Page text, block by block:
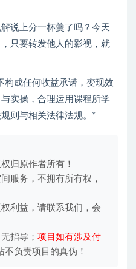
说上分一杯羹了吗？今天
只要转发他人的影视，就
构成任何收益承诺，变现效
实操，合理运用课程所学
则与相关法律法规。*
归原作者所有！
服务，不拥有所有权，
利益，请联系我们，会
指导； 项目如有涉及付
不负责项目的真伪！